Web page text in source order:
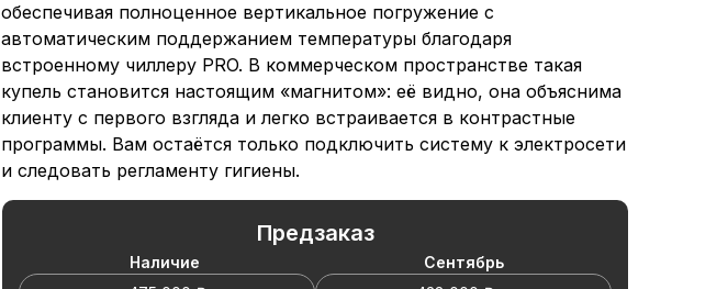
Предзаказ
Наличие
Cентябрь
обеспечивая полноценное вертикальное погружение с
автоматическим поддержанием температуры благодаря
встроенному чиллеру PRO. В коммерческом пространстве такая
купель становится настоящим «магнитом»: её видно, она объяснима
клиенту с первого взгляда и легко встраивается в контрастные
программы. Вам остаётся только подключить систему к электросети
и следовать регламенту гигиены.